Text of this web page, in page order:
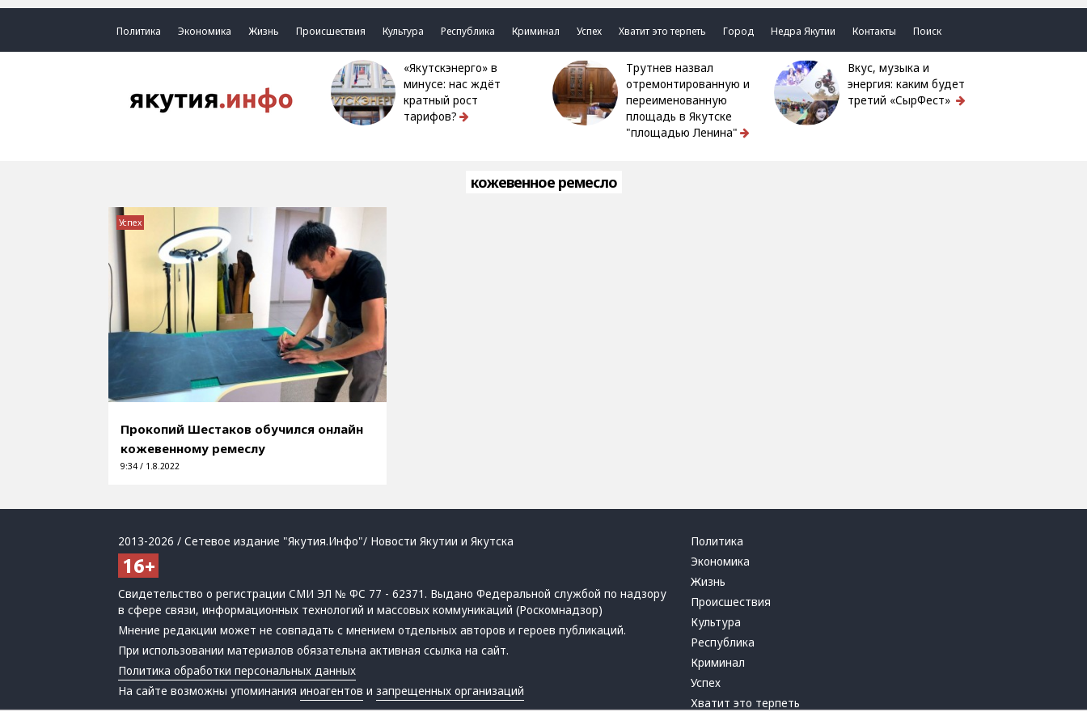
Политика Экономика Жизнь Происшествия Культура Республика Криминал Успех Хватит это терпеть Город Недра Якутии Контакты Поиск
«Якутскэнерго» в
минусе: нас ждёт
кратный рост
тарифов?
Трутнев назвал
отремонтированную и
переименованную
площадь в Якутске
"площадью Ленина"
Вкус, музыка и
энергия: каким будет
третий «СырФест»
кожевенное ремесло
Прокопий Шестаков обучился онлайн
кожевенному ремеслу
9:34 / 1.8.2022
Успех
2013-2026 / Сетевое издание "Якутия.Инфо"/ Новости Якутии и Якутска
Свидетельство о регистрации СМИ ЭЛ № ФС 77 - 62371. Выдано Федеральной службой по надзору
в сфере связи, информационных технологий и массовых коммуникаций (Роскомнадзор)
Мнение редакции может не совпадать с мнением отдельных авторов и героев публикаций.
При использовании материалов обязательна активная ссылка на сайт.
Политика обработки персональных данных
На сайте возможны упоминанияиноагентов изапрещенных организаций
Политика
Экономика
Жизнь
Происшествия
Культура
Республика
Криминал
Успех
Хватит это терпеть